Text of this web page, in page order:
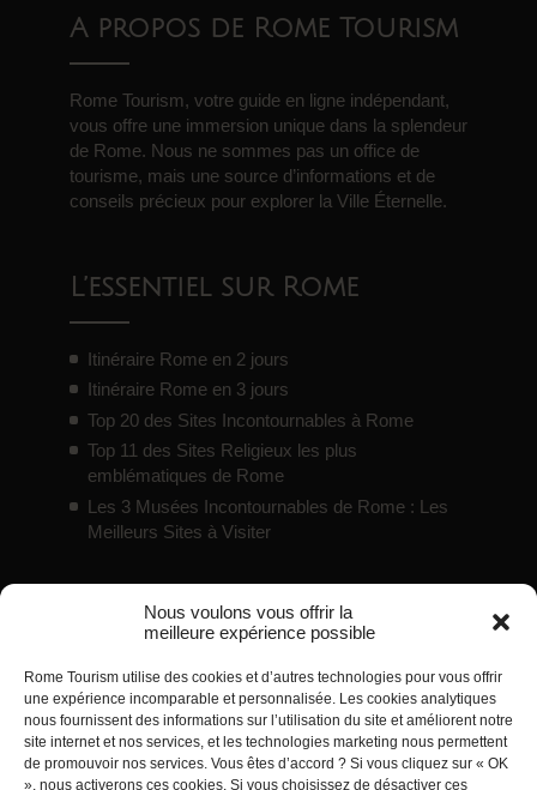
Nous voulons vous offrir la
meilleure expérience possible
Rome Tourism utilise des cookies et d’autres technologies pour vous offrir
une expérience incomparable et personnalisée. Les cookies analytiques
nous fournissent des informations sur l’utilisation du site et améliorent notre
site internet et nos services, et les technologies marketing nous permettent
de promouvoir nos services. Vous êtes d’accord ? Si vous cliquez sur « OK
», nous activerons ces cookies. Si vous choisissez de désactiver ces
A propos de Rome Tourism
Rome Tourism, votre guide en ligne indépendant,
vous offre une immersion unique dans la splendeur
de Rome. Nous ne sommes pas un office de
tourisme, mais une source d’informations et de
conseils précieux pour explorer la Ville Éternelle.
L’essentiel sur Rome
Itinéraire Rome en 2 jours
Itinéraire Rome en 3 jours
Top 20 des Sites Incontournables à Rome
Top 11 des Sites Religieux les plus
emblématiques de Rome
Les 3 Musées Incontournables de Rome : Les
Meilleurs Sites à Visiter
Bons plans
Pass touristiques / cartes de réduction pour
Rome
Guide des meilleurs sites gratuits à Rome
Hébergements d’Exception à Rome